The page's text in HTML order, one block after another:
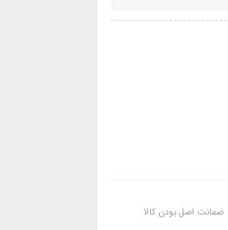
ضمانت اصل بودن کالا